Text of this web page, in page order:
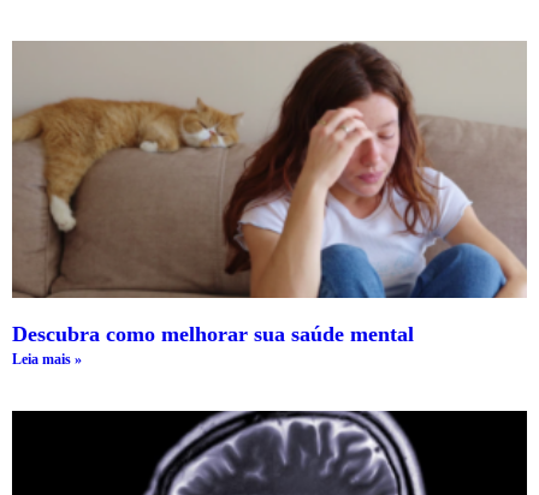
Descubra como melhorar sua saúde mental
Leia mais »